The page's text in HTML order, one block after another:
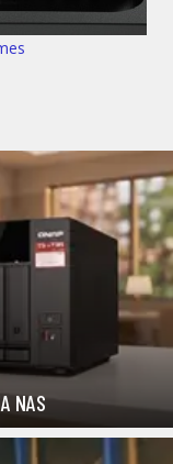
NAS